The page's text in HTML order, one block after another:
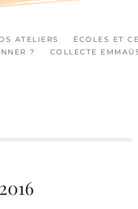
ATELIERS ÉCOLES ET
? COLLECTE